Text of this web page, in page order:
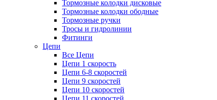
Тормозные колодки дисковые
Тормозные колодки ободные
Тормозные ручки
Тросы и гидролинии
Фитинги
Цепи
Все Цепи
Цепи 1 скорость
Цепи 6-8 скоростей
Цепи 9 скоростей
Цепи 10 скоростей
Цепи 11 скоростей